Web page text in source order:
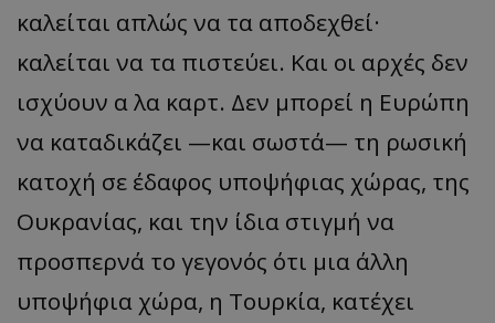
καλείται απλώς να τα αποδεχθεί·
καλείται να τα πιστεύει. Και οι αρχές δεν
ισχύουν α λα καρτ. Δεν μπορεί η Ευρώπη
να καταδικάζει —και σωστά— τη ρωσική
κατοχή σε έδαφος υποψήφιας χώρας, της
Ουκρανίας, και την ίδια στιγμή να
προσπερνά το γεγονός ότι μια άλλη
υποψήφια χώρα, η Τουρκία, κατέχει